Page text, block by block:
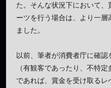
た。そんな状況下において
ーツを行う場合は、より一
ました。
以前、筆者が消費者庁に確
（有観客であったり、不特
であれば、賞金を受け取る